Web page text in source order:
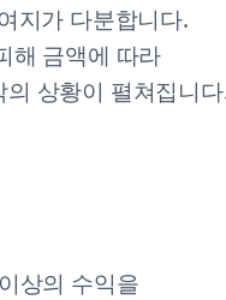
지가 다분합니다.
해 금액에 따라
상황이 펼쳐집니
상의 수익을